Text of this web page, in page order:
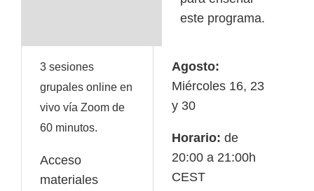
este programa.
3 sesiones
grupales online en
vivo vía Zoom de
60 minutos.
Acceso
materiales
Agosto:
Miércoles 16, 23
y 30
Horario: de
20:00 a 21:00h
CEST